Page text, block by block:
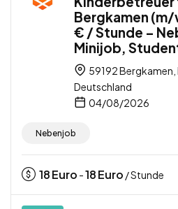
Bergkamen
€ / Stunde –
Minijob,
59192
Deutschland
04/08/2026
Nebenjob
18Euro -18Euro / Stunde